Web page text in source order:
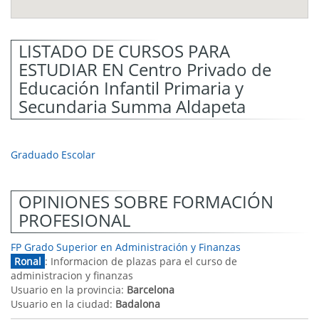
LISTADO DE CURSOS PARA
ESTUDIAR EN Centro Privado de
Educación Infantil Primaria y
Secundaria Summa Aldapeta
Graduado Escolar
OPINIONES SOBRE FORMACIÓN
PROFESIONAL
FP Grado Superior en Administración y Finanzas
Ronal : Informacion de plazas para el curso de
administracion y finanzas
Usuario en la provincia: Barcelona
Usuario en la ciudad: Badalona